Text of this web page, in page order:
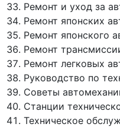
Ремонт и уход за
Ремонт японских
Ремонт японского
Ремонт
Ремонт легковых
Руководство по
Советы
Станции
Техническое